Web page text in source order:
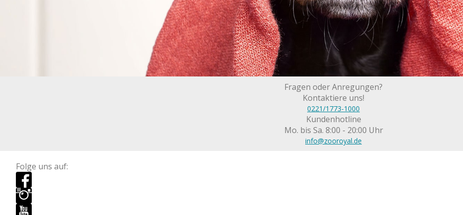
Fragen oder Anregungen?
Kontaktiere uns!
0221/1773-1000
Kundenhotline
Mo. bis Sa. 8:00 - 20:00 Uhr
info@zooroyal.de
Folge uns auf: